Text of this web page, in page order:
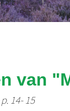
van
14- 15